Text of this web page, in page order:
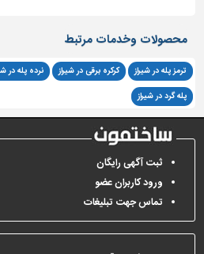
محصولات وخدمات مرتبط
ترمز پله در شیراز کرکره برقی در شیراز نرده پله در
پله گرد در شیراز
ثبت آگهی رایگان
ورود کاربران عضو
تماس جهت تبلیغات